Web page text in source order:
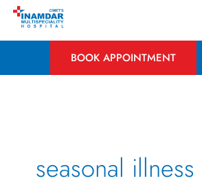
Skip
BOOK APPOINTMENT
seasonal illness